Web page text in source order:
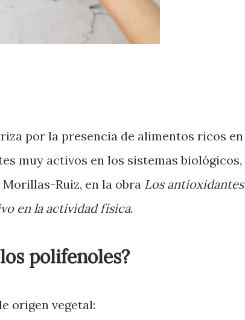
por la presencia de alimentos ricos en
muy activos en los sistemas biológicos,
Ruiz, en la obra Los antioxidantes
en la actividad física.
polifenoles?
origen vegetal: